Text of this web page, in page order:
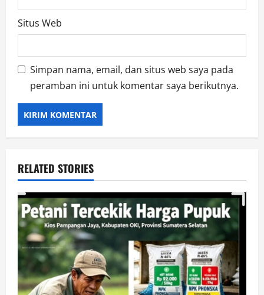
Situs Web
Simpan nama, email, dan situs web saya pada
peramban ini untuk komentar saya berikutnya.
RELATED STORIES